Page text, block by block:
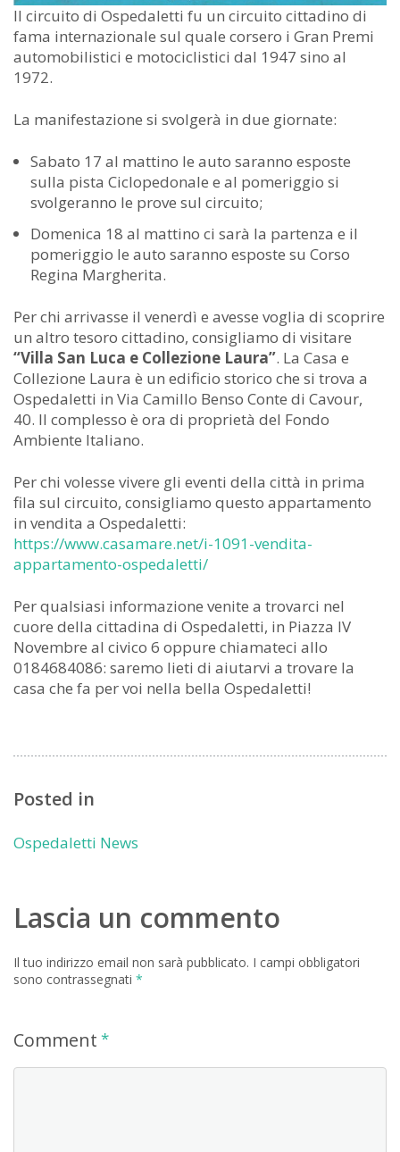
Il circuito di Ospedaletti fu un circuito cittadino di
fama internazionale sul quale corsero i Gran Premi
automobilistici e motociclistici dal 1947 sino al
1972.
La manifestazione si svolgerà in due giornate:
Sabato 17 al mattino le auto saranno esposte
sulla pista Ciclopedonale e al pomeriggio si
svolgeranno le prove sul circuito;
Domenica 18 al mattino ci sarà la partenza e il
pomeriggio le auto saranno esposte su Corso
Regina Margherita.
Per chi arrivasse il venerdì e avesse voglia di scoprire
un altro tesoro cittadino, consigliamo di visitare
“Villa San Luca e Collezione Laura”. La Casa e
Collezione Laura è un edificio storico che si trova a
Ospedaletti in Via Camillo Benso Conte di Cavour,
40. Il complesso è ora di proprietà del Fondo
Ambiente Italiano.
Per chi volesse vivere gli eventi della città in prima
fila sul circuito, consigliamo questo appartamento
in vendita a Ospedaletti:
https://www.casamare.net/i-1091-vendita-
appartamento-ospedaletti/
Per qualsiasi informazione venite a trovarci nel
cuore della cittadina di Ospedaletti, in Piazza IV
Novembre al civico 6 oppure chiamateci allo
0184684086: saremo lieti di aiutarvi a trovare la
casa che fa per voi nella bella Ospedaletti!
Posted in
Ospedaletti News
Lascia un commento
Il tuo indirizzo email non sarà pubblicato. I campi obbligatori
sono contrassegnati *
Comment *